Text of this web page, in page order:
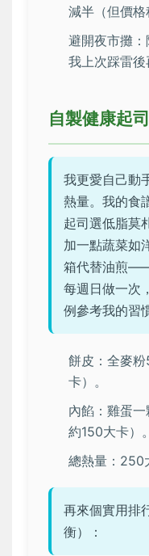
減半（但價格
避開夜市攤：
我上次踩雷後
自製健康起
我更愛自己動
熱量。我的食
起司選低脂莫
加一點蔬菜如
箱代替油煎
每週日做一次
例參考我的習
餅皮：全麥
卡）。
內餡：雞蛋
約150大卡）。
總熱量：250
再來個實用排
衡）：